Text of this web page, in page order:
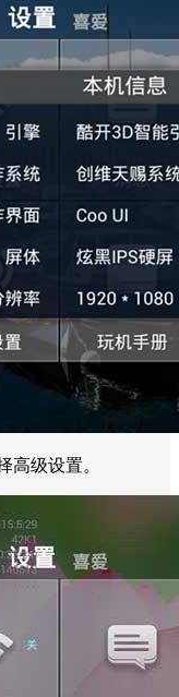
高级设置。